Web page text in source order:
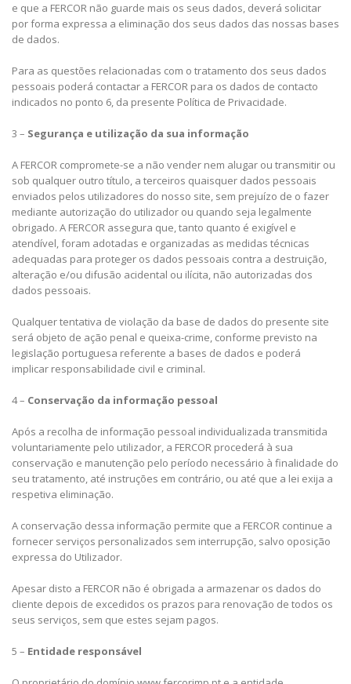
e que a FERCOR não guarde mais os seus dados, deverá solicitar
por forma expressa a eliminação dos seus dados das nossas bases
de dados.
Para as questões relacionadas com o tratamento dos seus dados
pessoais poderá contactar a FERCOR para os dados de contacto
indicados no ponto 6, da presente Política de Privacidade.
3 – Segurança e utilização da sua informação
A FERCOR compromete-se a não vender nem alugar ou transmitir ou
sob qualquer outro título, a terceiros quaisquer dados pessoais
enviados pelos utilizadores do nosso site, sem prejuízo de o fazer
mediante autorização do utilizador ou quando seja legalmente
obrigado. A FERCOR assegura que, tanto quanto é exigível e
atendível, foram adotadas e organizadas as medidas técnicas
adequadas para proteger os dados pessoais contra a destruição,
alteração e/ou difusão acidental ou ilícita, não autorizadas dos
dados pessoais.
Qualquer tentativa de violação da base de dados do presente site
será objeto de ação penal e queixa-crime, conforme previsto na
legislação portuguesa referente a bases de dados e poderá
implicar responsabilidade civil e criminal.
4 – Conservação da informação pessoal
Após a recolha de informação pessoal individualizada transmitida
voluntariamente pelo utilizador, a FERCOR procederá à sua
conservação e manutenção pelo período necessário à finalidade do
seu tratamento, até instruções em contrário, ou até que a lei exija a
respetiva eliminação.
A conservação dessa informação permite que a FERCOR continue a
fornecer serviços personalizados sem interrupção, salvo oposição
expressa do Utilizador.
Apesar disto a FERCOR não é obrigada a armazenar os dados do
cliente depois de excedidos os prazos para renovação de todos os
seus serviços, sem que estes sejam pagos.
5 – Entidade responsável